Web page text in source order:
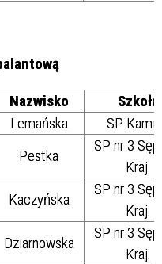
Nazwisko
Szkoła
Lemańska
SP
Pestka
SP nr 3
Kraj.
Kaczyńska
SP nr 3
Kraj.
Dziarnowska
SP nr 3
Kraj.